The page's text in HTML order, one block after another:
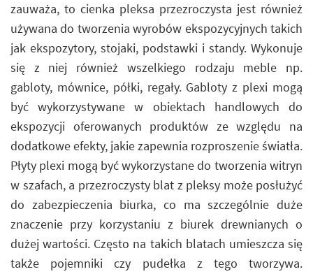
zauważa, to cienka pleksa przezroczysta jest również
używana do tworzenia wyrobów ekspozycyjnych takich
jak ekspozytory, stojaki, podstawki i standy. Wykonuje
się z niej również wszelkiego rodzaju meble np.
gabloty, mównice, półki, regały. Gabloty z plexi mogą
być wykorzystywane w obiektach handlowych do
ekspozycji oferowanych produktów ze względu na
dodatkowe efekty, jakie zapewnia rozproszenie światła.
Płyty plexi mogą być wykorzystane do tworzenia witryn
w szafach, a przezroczysty blat z pleksy może posłużyć
do zabezpieczenia biurka, co ma szczególnie duże
znaczenie przy korzystaniu z biurek drewnianych o
dużej wartości. Często na takich blatach umieszcza się
także pojemniki czy pudełka z tego tworzywa.